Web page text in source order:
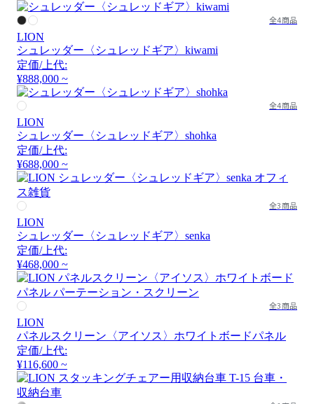
全4商品
LION
シュレッダー〈シュレッドギア〉kiwami
定価/上代:
¥888,000 ~
全4商品
LION
シュレッダー〈シュレッドギア〉shohka
定価/上代:
¥688,000 ~
全3商品
LION
シュレッダー〈シュレッドギア〉senka
定価/上代:
¥468,000 ~
全3商品
LION
パネルスクリーン〈アイソス〉ホワイトボードパネル
定価/上代:
¥116,600 ~